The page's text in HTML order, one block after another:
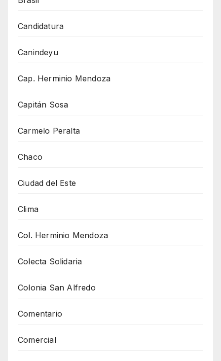
Candidatura
Canindeyu
Cap. Herminio Mendoza
Capitán Sosa
Carmelo Peralta
Chaco
Ciudad del Este
Clima
Col. Herminio Mendoza
Colecta Solidaria
Colonia San Alfredo
Comentario
Comercial